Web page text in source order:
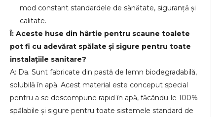
mod constant standardele de sănătate, siguranță și
calitate.
Î: Aceste huse din hârtie pentru scaune toalete
pot fi cu adevărat spălate și sigure pentru toate
instalațiile sanitare?
A: Da. Sunt fabricate din pastă de lemn biodegradabilă,
solubilă în apă. Acest material este conceput special
pentru a se descompune rapid în apă, făcându-le 100%
spălabile și sigure pentru toate sistemele standard de